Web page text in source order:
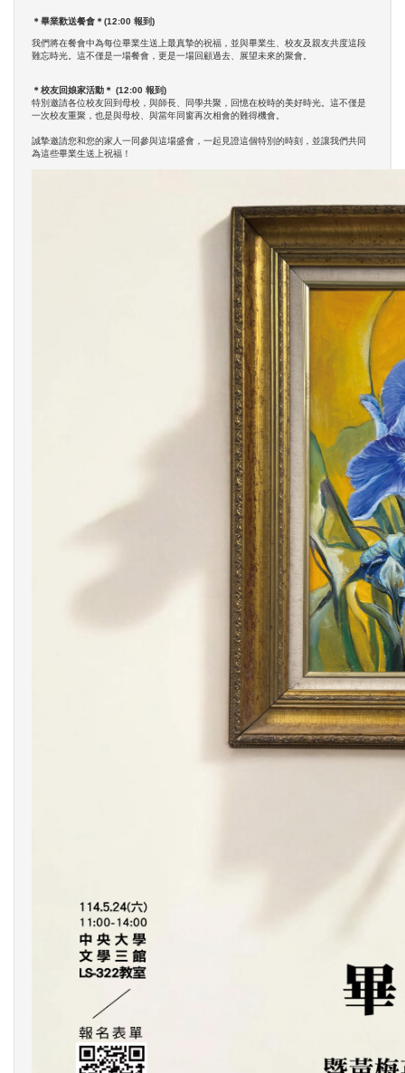
＊畢業歡送餐會＊(12:00 報到)
我們將在餐會中為每位畢業生送上最真摯的祝福，並與畢業生、校友及親友共度這段
難忘時光。這不僅是一場餐會，更是一場回顧過去、展望未來的聚會。
＊校友回娘家活動＊ (12:00 報到)
特別邀請各位校友回到母校，與師長、同學共聚，回憶在校時的美好時光。這不僅是
一次校友重聚，也是與母校、與當年同窗再次相會的難得機會。
誠摯邀請您和您的家人一同參與這場盛會，一起見證這個特別的時刻，並讓我們共同
為這些畢業生送上祝福！